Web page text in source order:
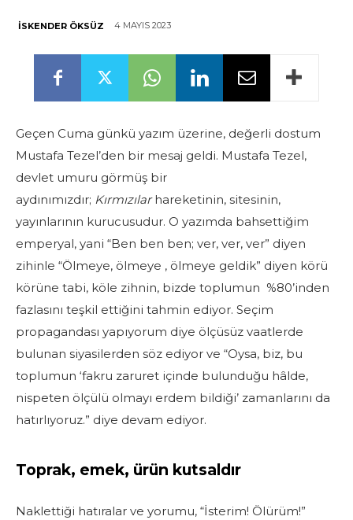
İSKENDER ÖKSÜZ 4 MAYIS 2023
Geçen Cuma günkü yazım üzerine, değerli dostum
Mustafa Tezel’den bir mesaj geldi. Mustafa Tezel,
devlet umuru görmüş bir
aydınımızdır; Kırmızılarhareketinin, sitesinin,
yayınlarının kurucusudur. O yazımda bahsettiğim
emperyal, yani “Ben ben ben; ver, ver, ver” diyen
zihinle “Ölmeye, ölmeye , ölmeye geldik” diyen körü
körüne tabi, köle zihnin, bizde toplumun %80’inden
fazlasını teşkil ettiğini tahmin ediyor. Seçim
propagandası yapıyorum diye ölçüsüz vaatlerde
bulunan siyasilerden söz ediyor ve “Oysa, biz, bu
toplumun ‘fakru zaruret içinde bulunduğu hâlde,
nispeten ölçülü olmayı erdem bildiği’ zamanlarını da
hatırlıyoruz.” diye devam ediyor.
Toprak, emek, ürün kutsaldır
Naklettiği hatıralar ve yorumu, “İsterim! Ölürüm!”